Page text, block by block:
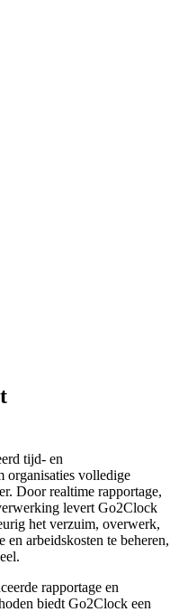
tijd- en
organisaties volledige
Door realtime rapportage,
levert Go2Clock
het verzuim, overwerk,
arbeidskosten te beheren,
rapportage en
biedt Go2Clock een